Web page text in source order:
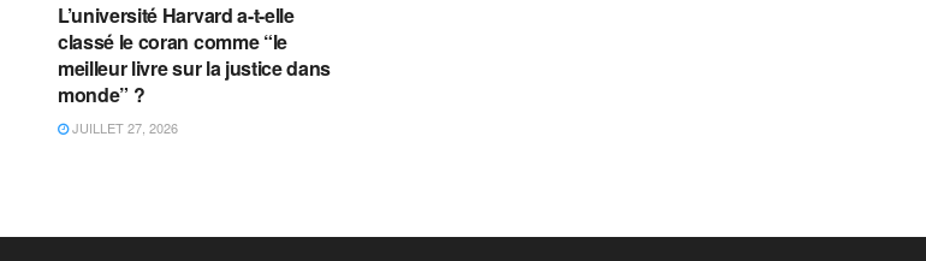
L’université Harvard a-t-elle
classé le coran comme “le
meilleur livre sur la justice dans
monde” ?
JUILLET 27, 2026